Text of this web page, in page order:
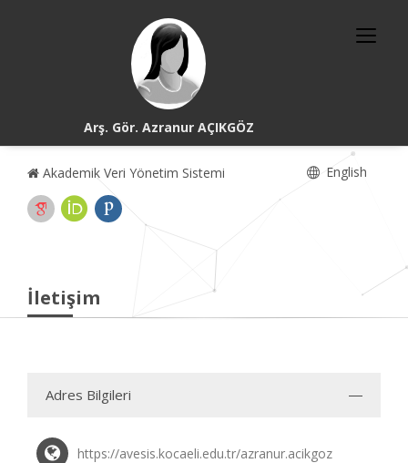
Arş. Gör. Azranur AÇIKGÖZ
Akademik Veri Yönetim Sistemi English
İletişim
Adres Bilgileri
https://avesis.kocaeli.edu.tr/azranur.acikgoz